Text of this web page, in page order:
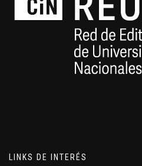
LINKS DE INTERÉS